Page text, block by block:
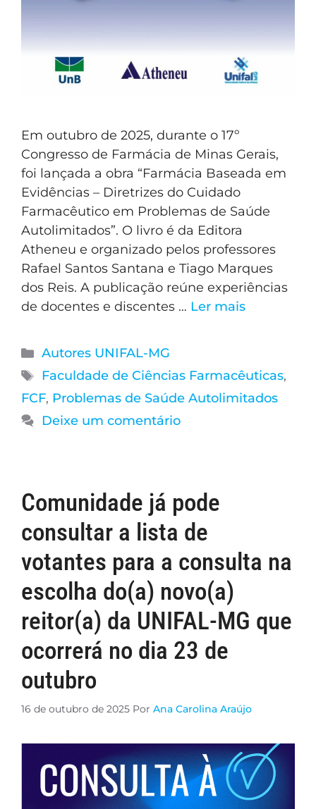
Em outubro de 2025, durante o 17º
Congresso de Farmácia de Minas Gerais,
foi lançada a obra “Farmácia Baseada em
Evidências – Diretrizes do Cuidado
Farmacêutico em Problemas de Saúde
Autolimitados”. O livro é da Editora
Atheneu e organizado pelos professores
Rafael Santos Santana e Tiago Marques
dos Reis. A publicação reúne experiências
de docentes e discentes … Ler mais
Autores UNIFAL-MG
Faculdade de Ciências Farmacêuticas,
FCF, Problemas de Saúde Autolimitados
Deixe um comentário
Comunidade já pode
consultar a lista de
votantes para a consulta na
escolha do(a) novo(a)
reitor(a) da UNIFAL-MG que
ocorrerá no dia 23 de
outubro
16 de outubro de 2025 Por Ana Carolina Araújo